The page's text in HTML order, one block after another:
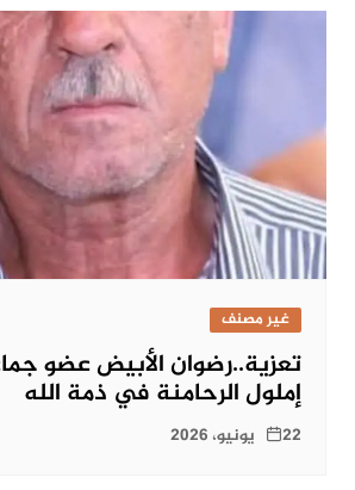
غير مصنف
تعزية..رضوان الأبيض عضو
إملول الرحامنة في ذمة الله
22 يونيو، 2026